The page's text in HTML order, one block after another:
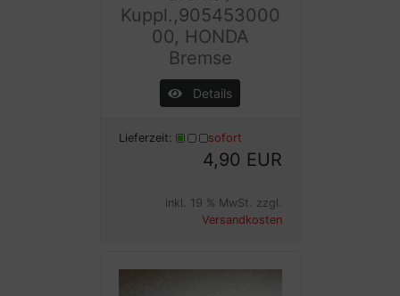
Kuppl.,905453000
00, HONDA
Bremse
Details
Lieferzeit: sofort
4,90 EUR
inkl. 19 % MwSt. zzgl.
Versandkosten